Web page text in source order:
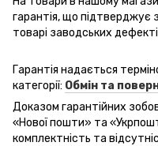
гарантія, що підтверджує
товарі заводських
Гарантія надається
категорії: Обмін та
Доказом гарантійних
«Нової пошти» та
комплектність та